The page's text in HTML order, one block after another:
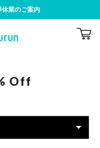
業のご案内
Off